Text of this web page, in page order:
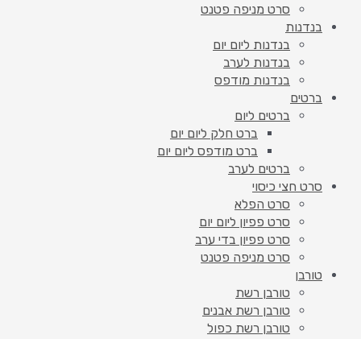
סרט מניפה פטנט
בנדנות
בנדנות ליום יום
בנדנות לערב
בנדנות מודפס
ברטים
ברטים ליום
ברט חלק ליום יום
ברט מודפס ליום יום
ברטים לערב
סרט חצי כיסוי
סרט הפלא
סרט פפיון ליום יום
סרט פפיון בדי ערב
סרט מניפה פטנט
טורבן
טורבן רשת
טורבן רשת אבנים
טורבן רשת כפול